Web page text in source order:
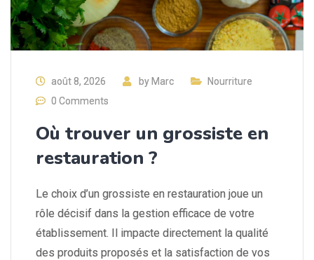
août 8, 2026 by Marc
Nourriture
0 Comments
Où trouver un grossiste en
restauration ?
Le choix d’un grossiste en restauration joue un
rôle décisif dans la gestion efficace de votre
établissement. Il impacte directement la qualité
des produits proposés et la satisfaction de vos